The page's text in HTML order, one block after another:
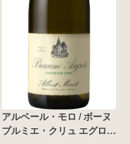
アルベール・モロ / ボーヌ
プルミエ・クリュ エグロ